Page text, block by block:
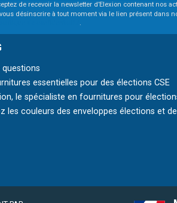
de recevoir la newsletter d’Elexion contenant nos
désinscrire à tout moment via le lien présent dans
.
questions
essentielles pour des élections CSE
le spécialiste en fournitures pour
les couleurs des enveloppes élections et